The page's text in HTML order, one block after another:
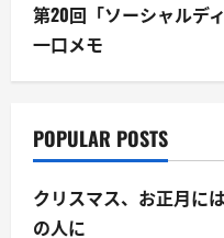
第20回「ソーシャルデ
一口メモ
POPULAR POSTS
クリスマス、お正月に
の人に